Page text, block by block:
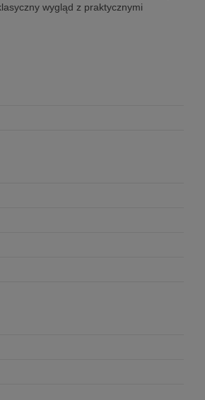
wygląd z praktycznymi